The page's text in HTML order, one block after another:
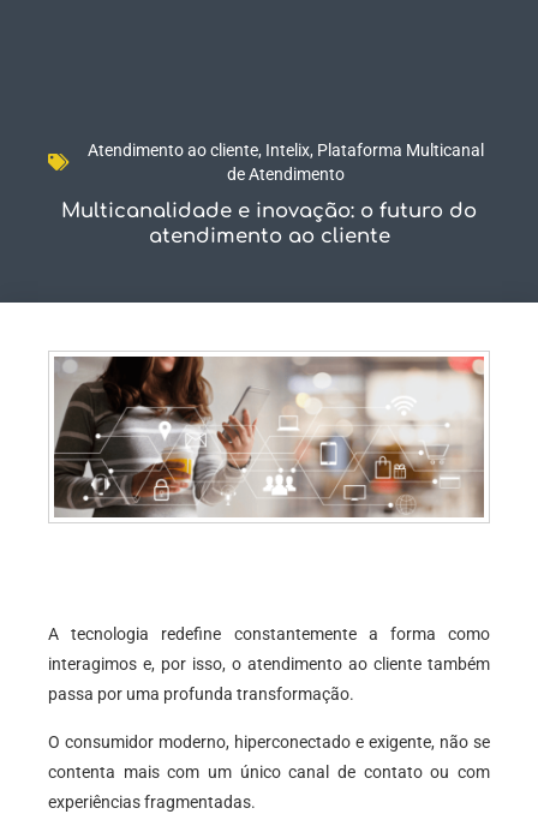
Atendimento ao cliente, Intelix, Plataforma Multicanal
de Atendimento
Multicanalidade e inovação: o futuro do
atendimento ao cliente
A tecnologia redefine constantemente a forma como
interagimos e, por isso, o atendimento ao cliente também
passa por uma profunda transformação.
O consumidor moderno, hiperconectado e exigente, não se
contenta mais com um único canal de contato ou com
experiências fragmentadas.